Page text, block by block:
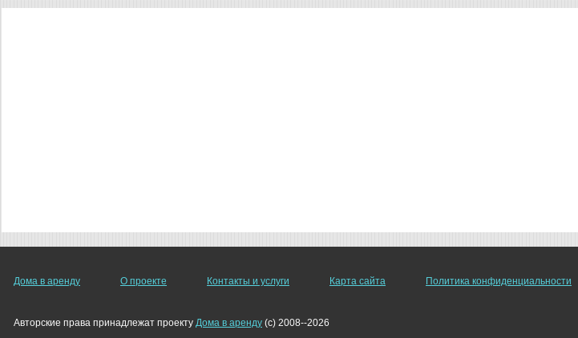
Дома в аренду О проекте Контакты и услуги Карта сайта Политика конфиденциальности
Авторские права принадлежат проекту Дома в аренду (c) 2008--2026